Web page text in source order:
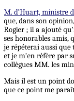
M. d’Huart, ministre
que, dans son
Rogier ; il a ajouté
ses honorables amis,
je répéterai aussi
et je m'en réfère par
collègues MM. les
Mais il est un point
que ce point me